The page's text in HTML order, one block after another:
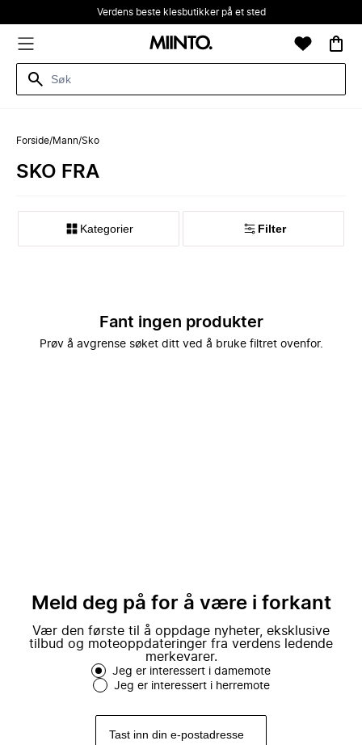
Verdens beste klesbutikker på et sted
Forside/Mann/Sko
SKO FRA
Kategorier Filter
Fant ingen produkter
Prøv å avgrense søket ditt ved å bruke filtret ovenfor.
Meld deg på for å være i forkant
Vær den første til å oppdage nyheter, eksklusive
tilbud og moteoppdateringer fra verdens ledende
merkevarer.
Jeg er interessert i damemote
Jeg er interessert i herremote